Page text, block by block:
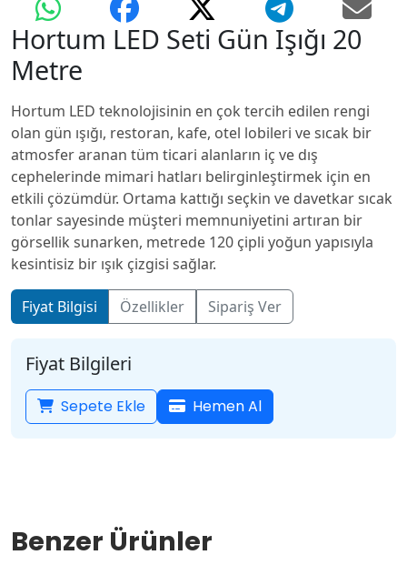
Hortum LED Seti Gün Işığı 20
Metre
Hortum LED teknolojisinin en çok tercih edilen rengi
olan gün ışığı, restoran, kafe, otel lobileri ve sıcak bir
atmosfer aranan tüm ticari alanların iç ve dış
cephelerinde mimari hatları belirginleştirmek için en
etkili çözümdür. Ortama kattığı seçkin ve davetkar sıcak
tonlar sayesinde müşteri memnuniyetini artıran bir
görsellik sunarken, metrede 120 çipli yoğun yapısıyla
kesintisiz bir ışık çizgisi sağlar.
Fiyat Bilgisi Özellikler Sipariş Ver
Fiyat Bilgileri
Sepete Ekle Hemen Al
Benzer Ürünler